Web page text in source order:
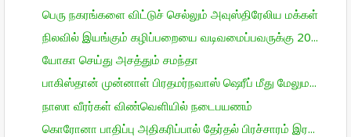
பெரு நகரங்களை விட்டுச் செல்லும் அவுஸ்திரேலிய மக்கள்
நிலவில் இயங்கும் கழிப்பறையை வடிவமைப்பவருக்கு 20...
யோகா செய்து அசத்தும் சமந்தா
பாகிஸ்தான் முன்னாள் பிரதமர்நவாஸ் ஷெரீப் மீது மேலும...
நாஸா வீரர்கள் விண்வெளியில் நடைபயணம்
கொரோனா பாதிப்பு அதிகரிப்பால் தேர்தல் பிரச்சாரம் இர...